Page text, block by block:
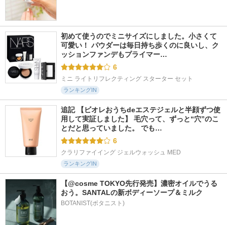
初めて使うのでミニサイズにしました。小さくて
可愛い！ パウダーは毎日持ち歩くのに良いし、ク
ッションファンデもプライマー…
6
ミニ ライトリフレクティング スターター セット
ランキングIN
追記 【ビオレおうちdeエステジェルと半顔ずつ使
用して実証しました】 毛穴って、ずっと“穴”のこ
とだと思っていました。 でも…
6
クラリファイイング ジェルウォッシュ MED
ランキングIN
【@cosme TOKYO先行発売】濃密オイルでうる
おう。SANTALの新ボディーソープ＆ミルク
BOTANIST(ボタニスト)